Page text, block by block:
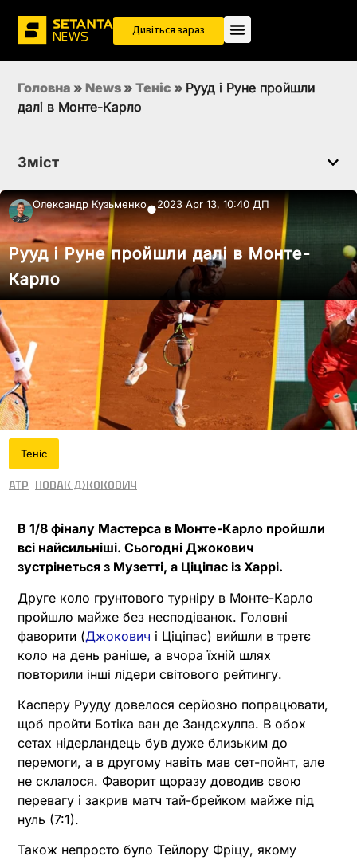
Дивіться зараз
Головна » News » Теніс » Рууд і Руне пройшли
далі в Монте-Карло
Зміст
Олександр Кузьменко●2023 Apr 13, 10:40 ДП
Рууд і Руне пройшли далі в Монте-
Карло
Теніс
ATP Новак Джокович
В 1/8 фіналу Мастерса в Монте-Карло пройшли
всі найсильніші. Сьогодні Джокович
зустрінеться з Музетті, а Ціціпас із Харрі.
Друге коло грунтового турніру в Монте-Карло
пройшло майже без несподіванок. Головні
фаворити (Джокович і Ціціпас) вийшли в третє
коло на день раніше, а вчора їхній шлях
повторили інші лідери світового рейтингу.
Касперу Рууду довелося серйозно попрацювати,
щоб пройти Ботіка ван де Зандсхулпа. В обох
сетах нідерландець був дуже близьким до
перемоги, а в другому навіть мав сет-пойнт, але
не склалося. Фаворит щоразу доводив свою
перевагу і закрив матч тай-брейком майже під
нуль (7:1).
Також непросто було Тейлору Фріцу, якому